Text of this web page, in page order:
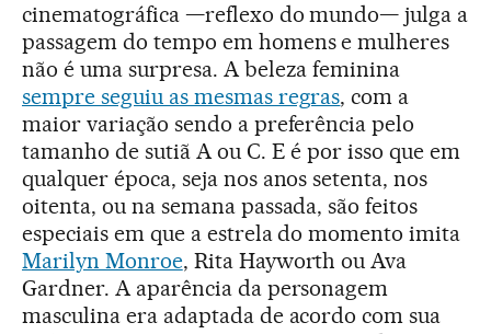
cinematográfica —reflexo do mundo— julga a
passagem do tempo em homens e mulheres
não é uma surpresa. A beleza feminina
sempre seguiu as mesmas regras, com a
maior variação sendo a preferência pelo
tamanho de sutiã A ou C. E é por isso que em
qualquer época, seja nos anos setenta, nos
oitenta, ou na semana passada, são feitos
especiais em que a estrela do momento imita
Marilyn Monroe, Rita Hayworth ou Ava
Gardner. A aparência da personagem
masculina era adaptada de acordo com sua